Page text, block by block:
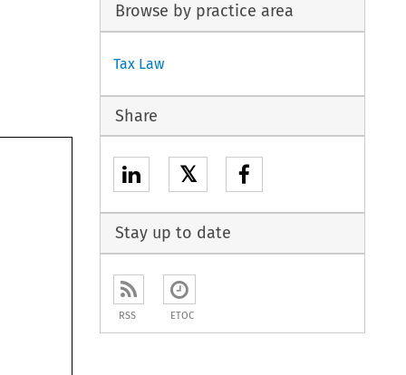
Browse by practice area
Tax Law
Share
𝕏
Stay up to date
RSS ETOC